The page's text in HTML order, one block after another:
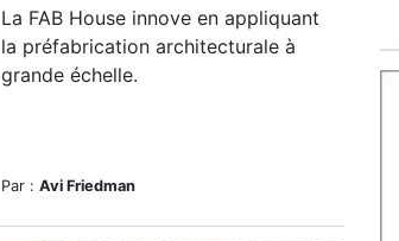
La FAB House innove en appliquant
la préfabrication architecturale à
grande échelle.
Par : Avi Friedman